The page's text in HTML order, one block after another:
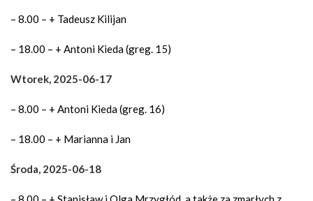
– 8.00 – + Tadeusz Kilijan
– 18.00 – + Antoni Kieda (greg. 15)
Wtorek, 2025-06-17
– 8.00 – + Antoni Kieda (greg. 16)
– 18.00 – + Marianna i Jan
Środa, 2025-06-18